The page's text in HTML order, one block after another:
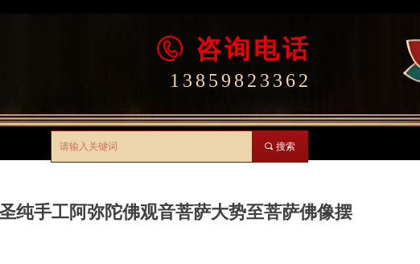
13859823362
咨询电话
끠 搜索
纯手工阿弥陀佛观音菩萨大势至菩萨佛像摆